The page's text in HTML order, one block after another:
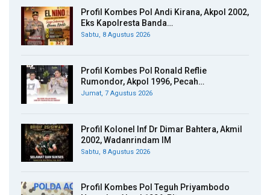
Profil Kombes Pol Andi Kirana, Akpol 2002,
Eks Kapolresta Banda…
Sabtu, 8 Agustus 2026
Profil Kombes Pol Ronald Reflie
Rumondor, Akpol 1996, Pecah…
Jumat, 7 Agustus 2026
Profil Kolonel Inf Dr Dimar Bahtera, Akmil
2002, Wadanrindam IM
Sabtu, 8 Agustus 2026
Profil Kombes Pol Teguh Priyambodo